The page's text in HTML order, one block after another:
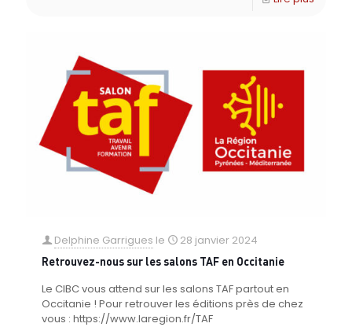
Delphine Garrigues le 28 janvier 2024
Retrouvez-nous sur les salons TAF en Occitanie
Le CIBC vous attend sur les salons TAF partout en
Occitanie ! Pour retrouver les éditions près de chez
vous : https://www.laregion.fr/TAF